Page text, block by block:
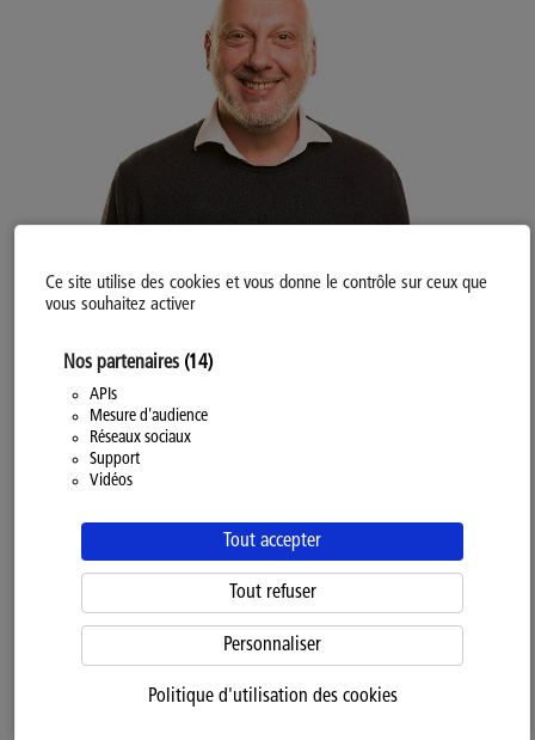
Ce site utilise des cookies et vous donne le contrôle sur ceux que
vous souhaitez activer
Nos partenaires (14)
APIs
Mesure d'audience
Réseaux sociaux
Support
Vidéos
Tout accepter
Tout refuser
Personnaliser
Politique d'utilisation des cookies
CEO de la société "une autre histoire, nutrition et soins"
"Le pouvoir de la nutrition : optimiser sa santé, son bien-être et